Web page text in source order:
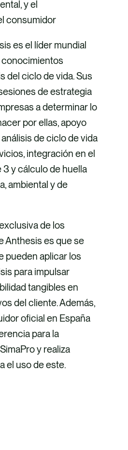
y el
consumidor
es el líder mundial
del ciclo de vida. Sus
de estrategia
a determinar lo
por ellas, apoyo
de ciclo de vida
integración en el
y cálculo de huella
ambiental y de
de los
Anthesis es que se
pueden aplicar los
para impulsar
tangibles en
del cliente. Además,
oficial en España
para la
y realiza
el uso de este.